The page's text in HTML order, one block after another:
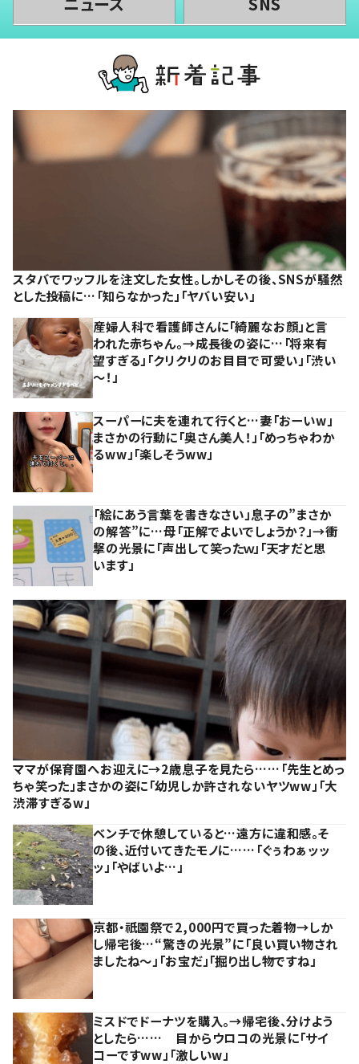
スタバでワッフルを注文した女性。しかしその後、SNSが騒然
とした投稿に…「知らなかった」「ヤバい安い」
産婦人科で看護師さんに「綺麗なお顔」と言
われた赤ちゃん。→成長後の姿に…「将来有
望すぎる」「クリクリのお目目で可愛い」「渋い
～！」
スーパーに夫を連れて行くと…妻「おーいw」
まさかの行動に「奥さん美人！」「めっちゃわか
るww」「楽しそうww」
「絵にあう言葉を書きなさい」息子の”まさか
の解答”に…母「正解でよいでしょうか？」→衝
撃の光景に「声出して笑ったｗ」「天才だと思
います」
ママが保育園へお迎えに→2歳息子を見たら……「先生とめっ
ちゃ笑った」まさかの姿に「幼児しか許されないヤツww」「大
渋滞すぎるw」
ベンチで休憩していると…遠方に違和感。そ
の後、近付いてきたモノに……「ぐぅわぁッッ
ッ」「やばいよ…」
京都・祇園祭で2,000円で買った着物→しか
し帰宅後…“驚きの光景”に「良い買い物され
ましたね～」「お宝だ」「掘り出し物ですね」
ミスドでドーナツを購入。→帰宅後、分けよう
としたら…… 目からウロコの光景に「サイ
コーですww」「激しいw」